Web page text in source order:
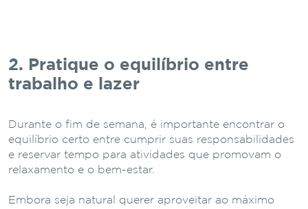
2. Pratique o equilíbrio entre
trabalho e lazer
Durante o fim de semana, é importante encontrar o
equilíbrio certo entre cumprir suas responsabilidades
e reservar tempo para atividades que promovam o
relaxamento e o bem-estar.
Embora seja natural querer aproveitar ao máximo